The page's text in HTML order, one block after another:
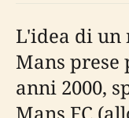
L'idea di un
Mans
anni 2000,
Mans FC